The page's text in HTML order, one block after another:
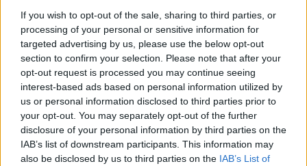
If you wish to opt-out of the sale, sharing to third parties, or
processing of your personal or sensitive information for
targeted advertising by us, please use the below opt-out
section to confirm your selection. Please note that after your
opt-out request is processed you may continue seeing
interest-based ads based on personal information utilized by
us or personal information disclosed to third parties prior to
your opt-out. You may separately opt-out of the further
disclosure of your personal information by third parties on the
IAB’s list of downstream participants. This information may
also be disclosed by us to third parties on the IAB’s List of
bizonyítványát.Azt gondolom, hogy egyszerű
szakmai sértődöttségről van szó. Horváth úr
korábban azt gondolta, hogy sikerült
beazonosítania a képen szereplő nőalakot. Azt
mondta, Rippl-Rónai skót festő barátjának
kedvesét, Yvonne-t festette meg, aki mellesleg
III. Napóleon eltitkolt lánya volt. Kiderült, hogy ez
lehetetlen, s szerintem emiatt támadja most a képet
az úr. Ez a kép eredeti! – jelentette ki a
galériatulajdonos.